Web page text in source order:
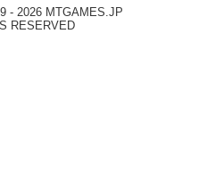
- 2026 MTGAMES.JP
RESERVED